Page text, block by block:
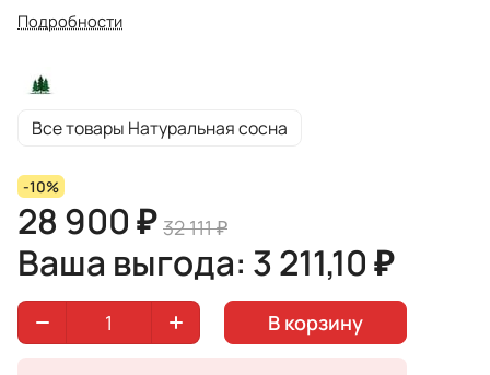
Экологичные материалы и натуральный оттенок
коллекции: "Искусственное старение/чёрный матовый
лак". Кровать поставляется в разобранном виде.
Коллекция располагает прикроватными тумбами, что
уголок. Подматрасный настил в комплекте. От пола до
царги 21 см, 18 см высота царги, высота изножья 40 см,
высота изголовья 77 см. Матрас не входит в комплект
поставки, а приобретается отдельно. Размер
спального места 180Х200 см.
Подробности
Все товары Натуральная сосна
-10%
28 900 ₽ 32 111 ₽
Ваша выгода: 3 211,10 ₽
В корзину